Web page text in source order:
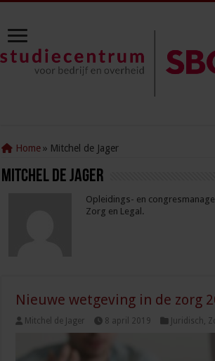
Home » Mitchel de Jager
Mitchel de Jager
Opleidings- en
Zorg en Legal.
Nieuwe wetgeving in de zorg
Mitchel de Jager 8 april 2019 Juridisch,